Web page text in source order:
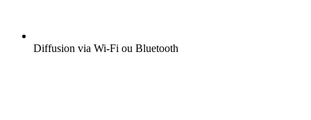
Diffusion via Wi-Fi ou Bluetooth